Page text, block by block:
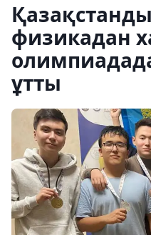
физикадан
ұтты